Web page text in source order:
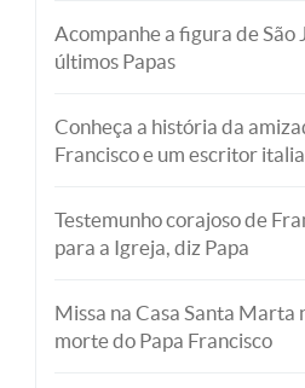
Acompanhe a figura de São
últimos Papas
Conheça a história da
Francisco e um escritor
Testemunho corajoso de
para a Igreja, diz Papa
Missa na Casa Santa Marta
morte do Papa Francisco